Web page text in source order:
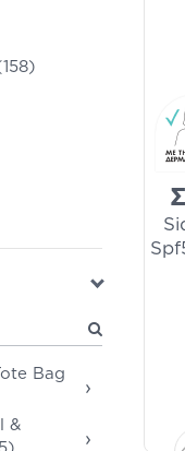
Bag
›
&
›